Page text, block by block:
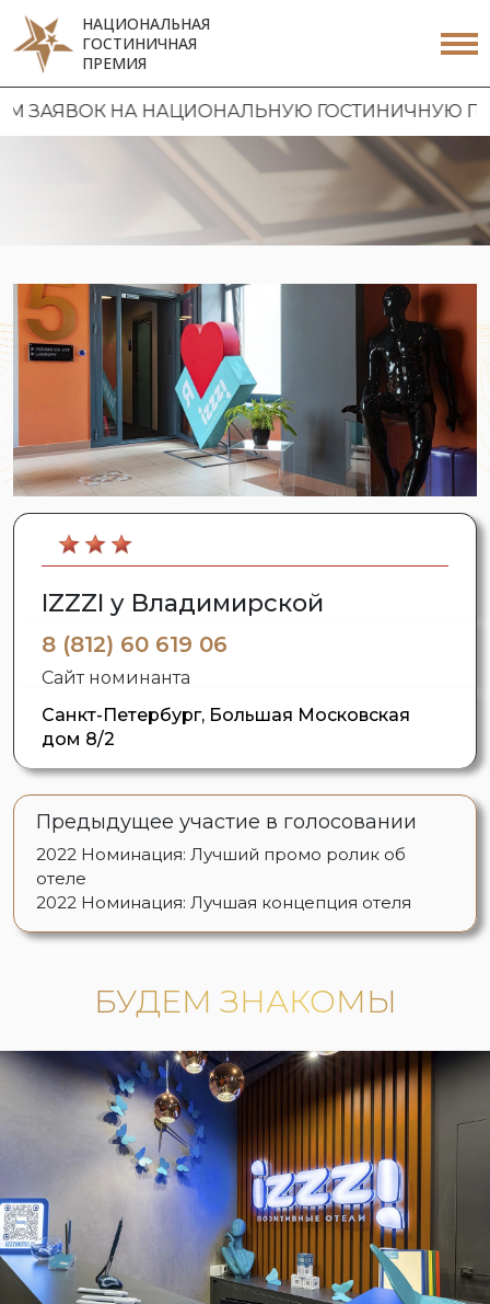
НАЦИОНАЛЬНАЯ
ГОСТИНИЧНАЯ
ПРЕМИЯ
НА НАЦИОНАЛЬНУЮ ГОСТИНИЧНУЮ ПРЕМИЮ
IZZZI у Владимирской
8 (812) 60 619 06
Сайт номинанта
Санкт-Петербург, Большая Московская
дом 8/2
Предыдущее участие в голосовании
2022 Номинация: Лучший промо ролик об
отеле
2022 Номинация: Лучшая концепция отеля
БУДЕМ ЗНАКОМЫ